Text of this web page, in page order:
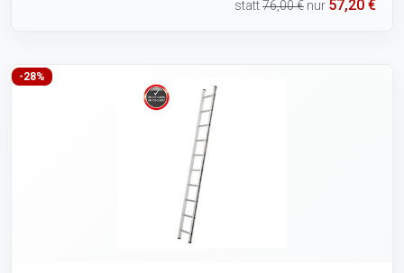
statt76,00 € nur 57,20 €
-28%